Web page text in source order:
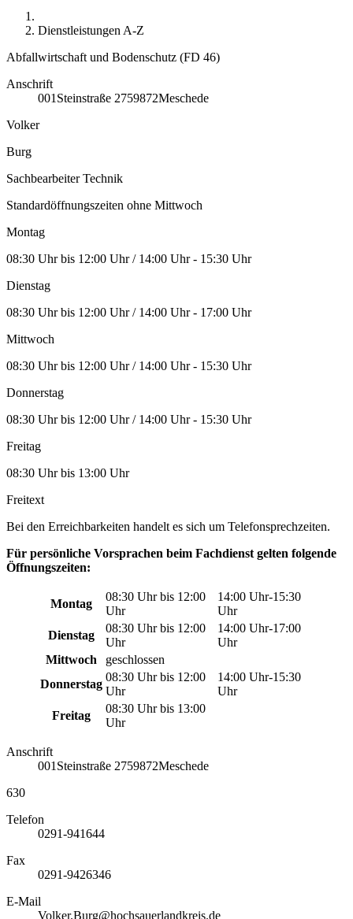
Dienstleistungen A-Z
Abfallwirtschaft und Bodenschutz (FD 46)
Anschrift
001 Steinstraße 2759872Meschede
Volker
Burg
Sachbearbeiter Technik
Standardöffnungszeiten ohne Mittwoch
Montag
08:30 Uhr bis 12:00 Uhr / 14:00 Uhr - 15:30 Uhr
Dienstag
08:30 Uhr bis 12:00 Uhr / 14:00 Uhr - 17:00 Uhr
Mittwoch
08:30 Uhr bis 12:00 Uhr / 14:00 Uhr - 15:30 Uhr
Donnerstag
08:30 Uhr bis 12:00 Uhr / 14:00 Uhr - 15:30 Uhr
Freitag
08:30 Uhr bis 13:00 Uhr
Freitext
Bei den Erreichbarkeiten handelt es sich um Telefonsprechzeiten.
Für persönliche Vorsprachen beim Fachdienst gelten folgende
Öffnungszeiten:
Montag
08:30 Uhr bis 12:00
Uhr
14:00 Uhr-15:30
Uhr
Dienstag
08:30 Uhr bis 12:00
Uhr
14:00 Uhr-17:00
Uhr
Mittwoch
geschlossen
Donnerstag
08:30 Uhr bis 12:00
Uhr
14:00 Uhr-15:30
Uhr
Freitag
08:30 Uhr bis 13:00
Uhr
Anschrift
001 Steinstraße 2759872Meschede
630
Telefon
0291-941644
Fax
0291-9426346
E-Mail
Volker.Burg@hochsauerlandkreis.de